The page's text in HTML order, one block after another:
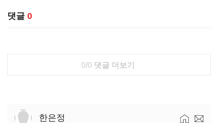
댓글 0
0/0 댓글 더보기
한은정